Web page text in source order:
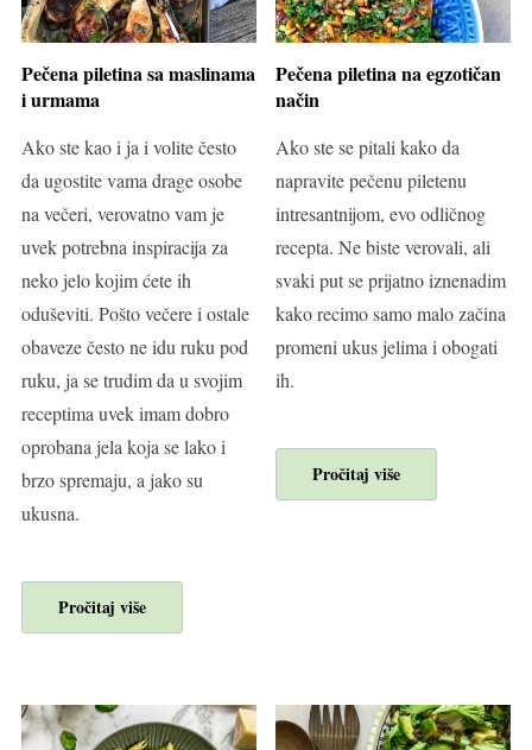
Pečena piletina sa maslinama
i urmama
Ako ste kao i ja i volite često
da ugostite vama drage osobe
na večeri, verovatno vam je
uvek potrebna inspiracija za
neko jelo kojim ćete ih
oduševiti. Pošto večere i ostale
obaveze često ne idu ruku pod
ruku, ja se trudim da u svojim
receptima uvek imam dobro
oprobana jela koja se lako i
brzo spremaju, a jako su
ukusna.
Pročitaj više
Pečena piletina na egzotičan
način
Ako ste se pitali kako da
napravite pečenu piletenu
intresantnijom, evo odličnog
recepta. Ne biste verovali, ali
svaki put se prijatno iznenadim
kako recimo samo malo začina
promeni ukus jelima i obogati
ih.
Pročitaj više